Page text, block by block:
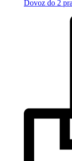
Dovoz do 2